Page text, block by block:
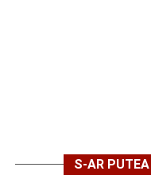
S-AR